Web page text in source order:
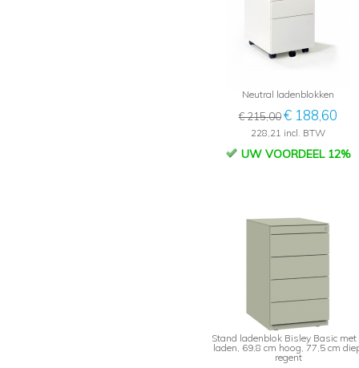
Neutral ladenblokken
€ 215,00€ 188,60
228,21 incl. BTW
UW VOORDEEL 12%
Stand ladenblok Bisley Basic met
laden, 69,8 cm hoog, 77,5 cm
regent